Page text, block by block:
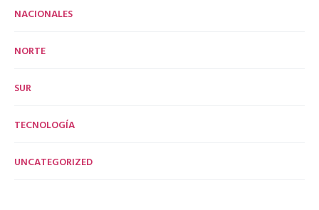
NACIONALES
NORTE
SUR
TECNOLOGÍA
UNCATEGORIZED